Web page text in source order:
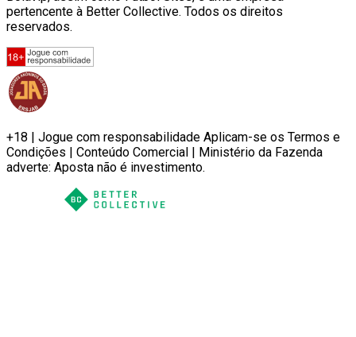
pertencente à Better Collective. Todos os direitos
reservados.
+18 | Jogue com responsabilidade Aplicam-se os Termos e
Condições | Conteúdo Comercial | Ministério da Fazenda
adverte: Aposta não é investimento.